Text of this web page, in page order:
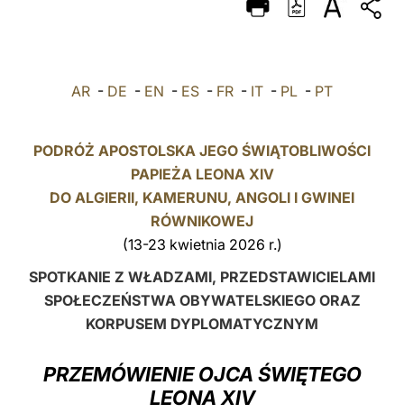
ITALIANO
POLSKI
AR - DE - EN - ES - FR - IT - PL - PT
PODRÓŻ APOSTOLSKA JEGO ŚWIĄTOBLIWOŚCI
PAPIEŻA LEONA XIV
DO ALGIERII, KAMERUNU, ANGOLI I GWINEI
RÓWNIKOWEJ
(13-23 kwietnia 2026 r.)
SPOTKANIE Z WŁADZAMI, PRZEDSTAWICIELAMI
SPOŁECZEŃSTWA OBYWATELSKIEGO ORAZ
KORPUSEM DYPLOMATYCZNYM
PRZEMÓWIENIE OJCA ŚWIĘTEGO
LEONA XIV